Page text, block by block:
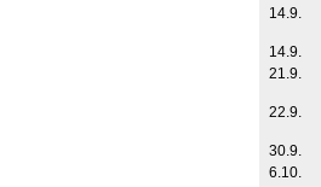
14.9.
14.9.
21.9.
22.9.
30.9.
6.10.